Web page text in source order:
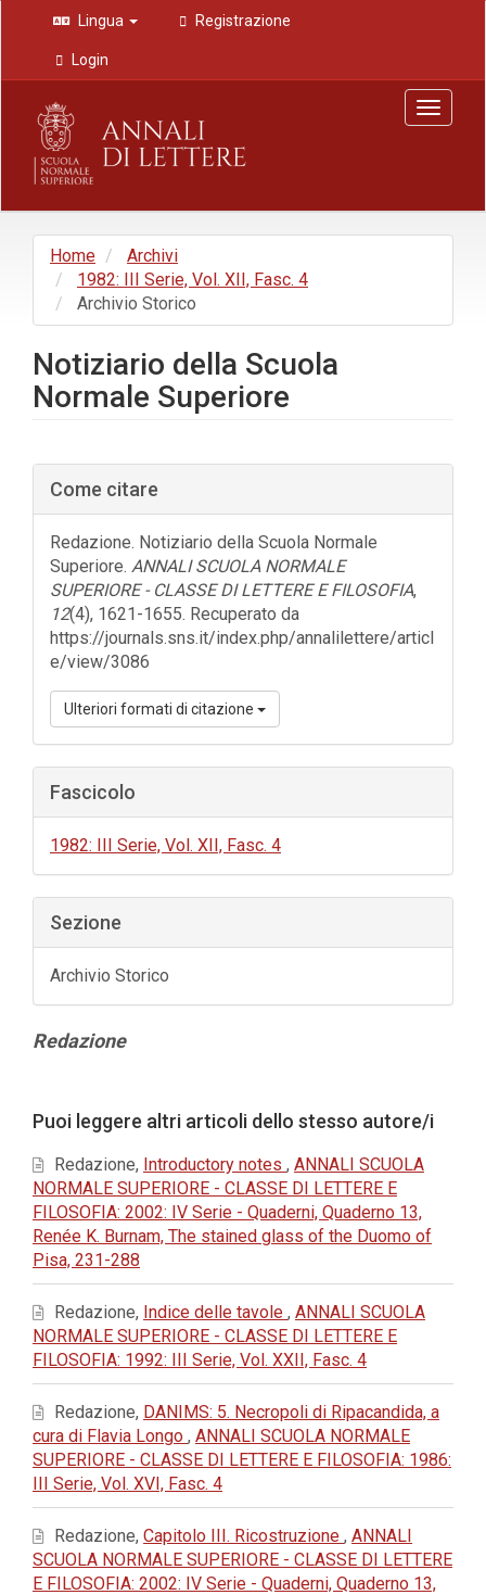
Navigazione
principale
Contenuto
principale
Barra
laterale
Lingua Registrazione
Login
Toggle
Home
Archivi
1982: III Serie, Vol. XII, Fasc. 4
Archivio Storico
Notiziario della Scuola
Normale Superiore
Barra
laterale
dell'articolo
Come citare
Redazione. Notiziario della Scuola Normale
Superiore. ANNALI SCUOLA NORMALE
SUPERIORE - CLASSE DI LETTERE E FILOSOFIA,
12(4), 1621-1655. Recuperato da
https://journals.sns.it/index.php/annalilettere/articl
e/view/3086
Ulteriori formati di citazione
Fascicolo
1982: III Serie, Vol. XII, Fasc. 4
Sezione
Archivio Storico
Contenuto
Redazione
dell'articolo
Puoi leggere altri articoli dello stesso autore/i
Redazione, Introductory notes , ANNALI SCUOLA
NORMALE SUPERIORE - CLASSE DI LETTERE E
FILOSOFIA: 2002: IV Serie - Quaderni, Quaderno 13,
Renée K. Burnam, The stained glass of the Duomo of
Pisa, 231-288
Redazione, Indice delle tavole , ANNALI SCUOLA
NORMALE SUPERIORE - CLASSE DI LETTERE E
FILOSOFIA: 1992: III Serie, Vol. XXII, Fasc. 4
Redazione, DANIMS: 5. Necropoli di Ripacandida, a
cura di Flavia Longo , ANNALI SCUOLA NORMALE
SUPERIORE - CLASSE DI LETTERE E FILOSOFIA: 1986:
III Serie, Vol. XVI, Fasc. 4
Redazione, Capitolo III. Ricostruzione , ANNALI
SCUOLA NORMALE SUPERIORE - CLASSE DI LETTERE
E FILOSOFIA: 2002: IV Serie - Quaderni, Quaderno 13,